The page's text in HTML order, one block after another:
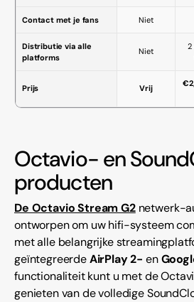
Contact met je fans Niet
Distributie via alle
platforms
Niet
2
Prijs Vrij
Octavio- en
producten
De Octavio Stream G2netwerk-
ontworpen om uw hifi-systeem
met alle belangrijke
geïntegreerdeAirPlay 2- en
functionaliteit kunt u met de
genieten van de volledige